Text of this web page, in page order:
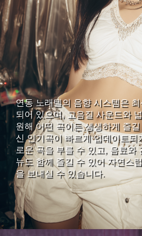
연동 노래텔의 음향 시스템은
되어 있으며, 고음질 사운드와
원해 어떤 곡이든 생생하게 즐
신 인기곡이 빠르게 업데이트되
로운 곡을 부를 수 있고, 음료와
뉴도 함께 즐길 수 있어 자연스
을 보내실 수 있습니다.